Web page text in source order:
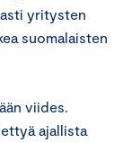
yritysten
suomalaisten
viides.
ajallista